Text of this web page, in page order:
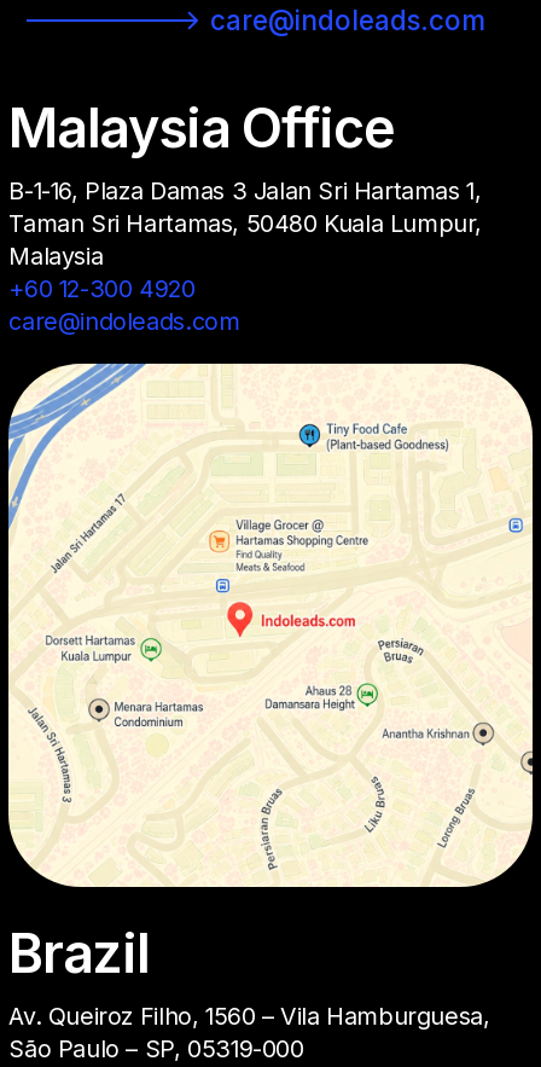
care@indoleads.com
Malaysia Office
B-1-16, Plaza Damas 3 Jalan Sri Hartamas 1,
Taman Sri Hartamas, 50480 Kuala Lumpur,
Malaysia
+60 12-300 4920
care@indoleads.com
Brazil
Av. Queiroz Filho, 1560 – Vila Hamburguesa,
São Paulo – SP, 05319-000